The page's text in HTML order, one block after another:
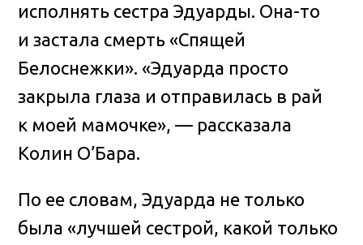
исполнять сестра Эдуарды. Она-то
и застала смерть «Спящей
Белоснежки». «Эдуарда просто
закрыла глаза и отправилась в рай
к моей мамочке», — рассказала
Колин О’Бара.
По ее словам, Эдуарда не только
была «лучшей сестрой, какой только